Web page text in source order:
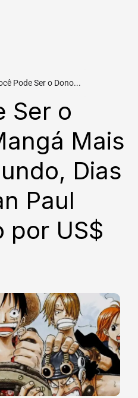
Pode Ser o Dono...
Ser o
Mais
Dias
Paul
por US$